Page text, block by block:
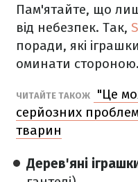
Пам'ятайте, що
від небезпек. Так,
поради, які
оминати стороною.
ЧИТАЙТЕ ТАКОЖ
"Це
серйозних
тварин
Дерев'яні